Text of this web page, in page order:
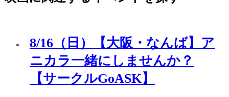
8/16（日）【大阪・なんば】ア
ニカラ一緒にしませんか？
【サークルGoASK】